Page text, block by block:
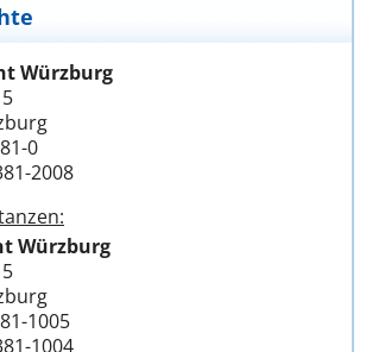
Würzburg
0
2008
Würzburg
1005
1004